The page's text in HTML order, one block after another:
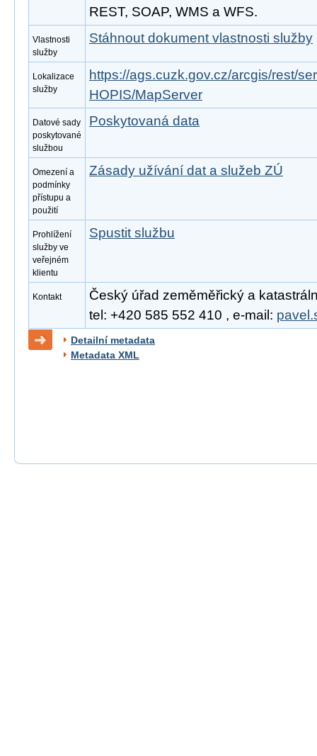
REST, SOAP, WMS a WFS.
Vlastnosti
služby
Stáhnout dokument vlastnosti služby
Lokalizace
služby
https://ags.cuzk.gov.cz/arcgis/rest/
HOPIS/MapServer
Datové sady
poskytované
službou
Poskytovaná data
Omezení a
podmínky
přístupu a
použití
Zásady užívání dat a služeb ZÚ
Prohlížení
služby ve
veřejném
klientu
Spustit službu
Kontakt
Český úřad zeměměřický a
tel: +420 585 552 410 , e-mail:
Detailní metadata
Metadata XML